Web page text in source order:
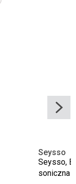
Seysso
Seysso,
soniczna